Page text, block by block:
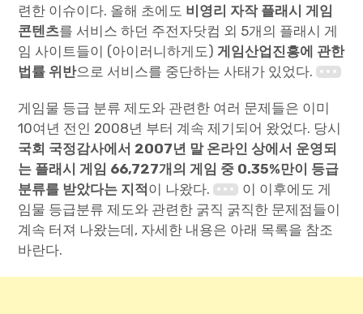
련한 이슈이다. 올해 초에도 비영리 자작 플래시 게임
콘텐츠를 서비스 하던 주전자닷컴 외 5개의 플래시 게
임 사이트들이 (아이러니하게도)게임산업진흥에 관한
법률 위반으로 서비스를 중단하는 사태가 있었다.
게임물 등급 분류 제도와 관련한 여러 문제들은 이미
10여년 전인 2008년 부터 계속 제기되어 왔었다. 당시
국회 국정감사에서 2007년 말 온라인 상에서 운영되
는 플래시 게임 66,727개의 게임 중 0.35%만이 등급
분류를 받았다는 지적 이 나왔다.
이 이후에도 게
임물 등급분류 제도와 관련한 굵직 굵직한 문제점들이
계속 터져 나왔는데, 자세한 내용은 아래 목록을 참조
바란다.